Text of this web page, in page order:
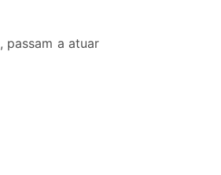
, passam a atuar